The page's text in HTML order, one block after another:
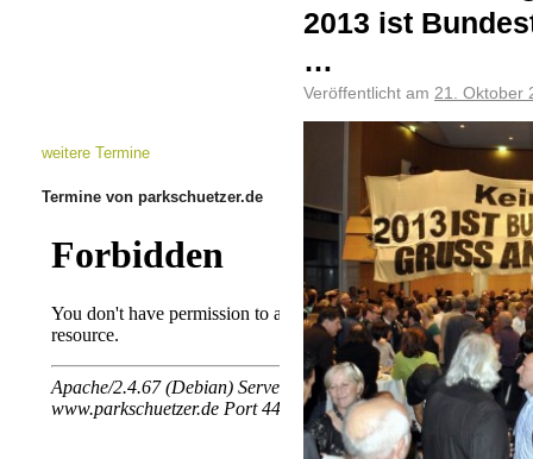
2013 ist
…
Veröffentlicht am 21. Oktober
weitere Termine
Termine von parkschuetzer.de